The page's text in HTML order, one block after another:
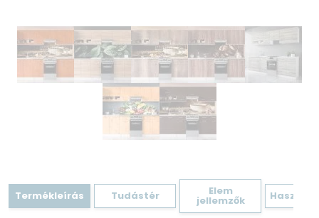
Termékleírás Tudástér Elem
jellemzők Hasznos